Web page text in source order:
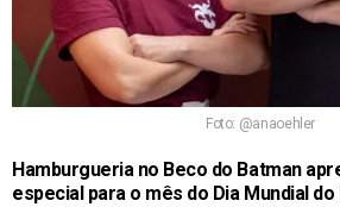
Foto: @anaoehler
Hamburgueria no Beco do Batman
especial para o mês do Dia Mundial